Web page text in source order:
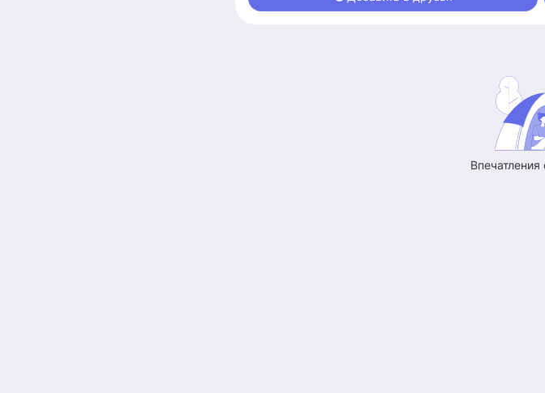
Могу поехать в любой день недели, бюджет